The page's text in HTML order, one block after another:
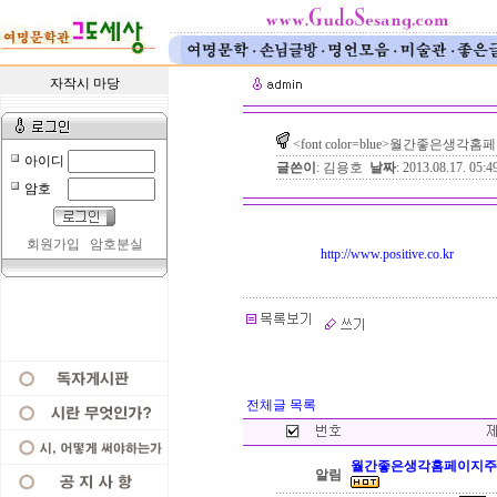
자작시 마당
아이디
암호
회원가입 암호분실
<font color=blue>월간좋은생각홈
글쓴이 : 김용호 날짜: 2013.08.17.
http://www.positive.co.kr
전체글 목록
알림
월간좋은생각홈페이지